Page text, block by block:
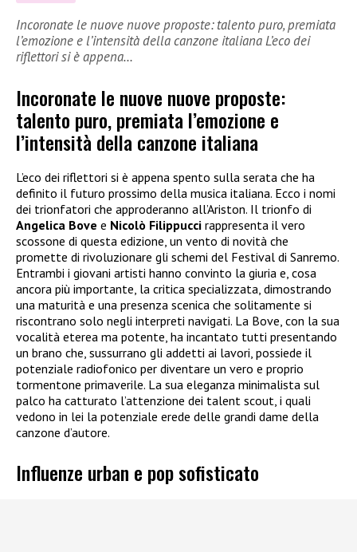
Incoronate le nuove nuove proposte: talento puro, premiata
l’emozione e l’intensità della canzone italiana L’eco dei
riflettori si è appena…
Incoronate le nuove nuove proposte:
talento puro, premiata l’emozione e
l’intensità della canzone italiana
L’eco dei riflettori si è appena spento sulla serata che ha
definito il futuro prossimo della musica italiana. Ecco i nomi
dei trionfatori che approderanno all’Ariston. Il trionfo di
Angelica Bove e Nicolò Filippucci rappresenta il vero
scossone di questa edizione, un vento di novità che
promette di rivoluzionare gli schemi del Festival di Sanremo.
Entrambi i giovani artisti hanno convinto la giuria e, cosa
ancora più importante, la critica specializzata, dimostrando
una maturità e una presenza scenica che solitamente si
riscontrano solo negli interpreti navigati. La Bove, con la sua
vocalità eterea ma potente, ha incantato tutti presentando
un brano che, sussurrano gli addetti ai lavori, possiede il
potenziale radiofonico per diventare un vero e proprio
tormentone primaverile. La sua eleganza minimalista sul
palco ha catturato l’attenzione dei talent scout, i quali
vedono in lei la potenziale erede delle grandi dame della
canzone d’autore.
Influenze urban e pop sofisticato